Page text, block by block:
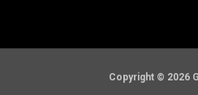
Copyright © 2026